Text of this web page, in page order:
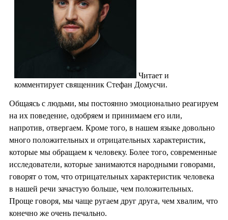
Читает и
комментирует священник Стефан Домусчи.
Общаясь с людьми, мы постоянно эмоционально реагируем
на их поведение, одобряем и принимаем его или,
напротив, отвергаем. Кроме того, в нашем языке довольно
много положительных и отрицательных характеристик,
которые мы обращаем к человеку. Более того, современные
исследователи, которые занимаются народными говорами,
говорят о том, что отрицательных характеристик человека
в нашей речи зачастую больше, чем положительных.
Проще говоря, мы чаще ругаем друг друга, чем хвалим, что
конечно же очень печально.